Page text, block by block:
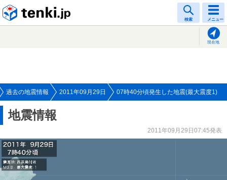
検索 メニュー
現在地
過去の地震情報 2011年09月29日 07時40分頃発生した地震(最大震度1)
地震情報
2011年09月29日07:45発表